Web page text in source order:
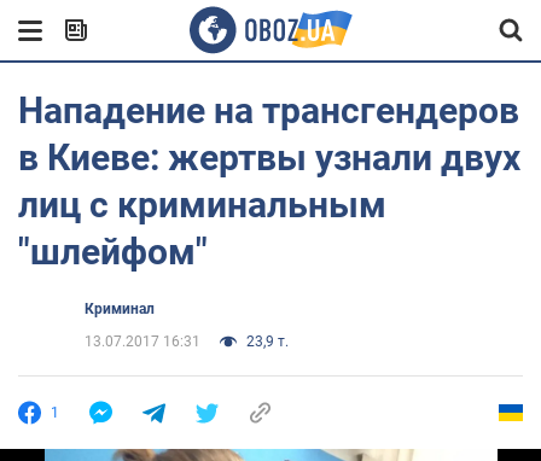
Нападение на трансгендеров
в Киеве: жертвы узнали двух
лиц с криминальным
"шлейфом"
Криминал
13.07.2017 16:31
23,9 т.
1